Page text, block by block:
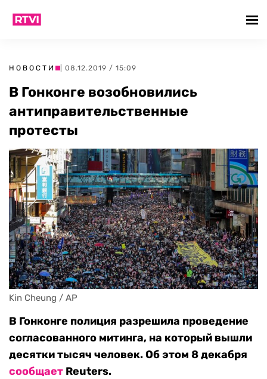
НОВОСТИ | 08.12.2019 / 15:09
В Гонконге возобновились
антиправительственные
протесты
Kin Cheung / AP
В Гонконге полиция разрешила проведение
согласованного митинга, на который вышли
десятки тысяч человек. Об этом 8 декабря
сообщает Reuters.